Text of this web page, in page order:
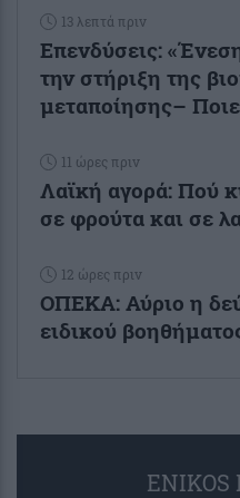
13 λεπτά πριν
Επενδύσεις:
την στήριξη της
μεταποίησης–
11 ώρες πριν
Λαϊκή αγορά: Πού
σε φρούτα και σε
12 ώρες πριν
ΟΠΕΚΑ: Αύριο η
ειδικού
ENIKOS